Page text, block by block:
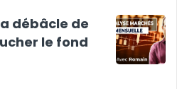
débâcle de
le fond